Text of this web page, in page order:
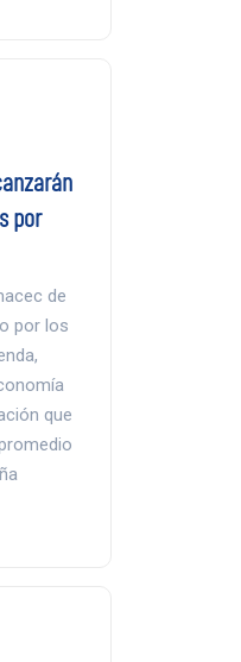
por
de
por los
que